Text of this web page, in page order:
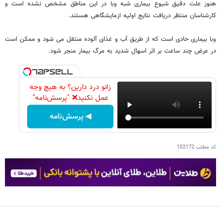
هنوز علت دقیق شیوع بیماری شبه وبا در این مناطق مشخص نشده است و
کارشناسان منتظر دریافت نتایج اولیه ازمایشگاهی هستند.
وبا بیماری حادی است که از طریق آب و غذای آلوده منتقل می شود و ممکن است
در عرض چند ساعت بر اثر اسهال شدید به مرگ بیمار منجر شود.
زانو درد دارین؟ به هیچ وجه
عمل نکنید❌ "پرسش‌نامه"
◀ پرسش‌نامه
کد مطلب102172